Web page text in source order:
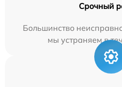
Срочный
Большинство
мы устраняем в